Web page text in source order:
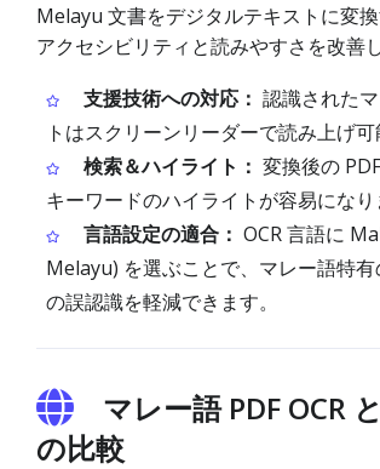
Melayu 文書をデジタルテキストに変換
アクセシビリティと読みやすさを改善し
支援技術への対応： 認識された
トはスクリーンリーダーで読み上げ可
検索＆ハイライト： 変換後の
キーワードのハイライトが容易になり
言語設定の適合： OCR 言語に
Melayu) を選ぶことで、マレー語特
の誤認識を軽減できます。
マレー語 PDF OCR
の比較